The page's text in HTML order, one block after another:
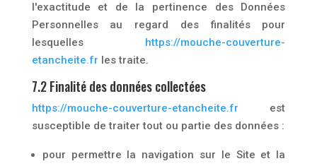
l'exactitude et de la pertinence des Données
Personnelles au regard des finalités pour
lesquelles https://mouche-couverture-
etancheite.fr les traite.
7.2 Finalité des données collectées
https://mouche-couverture-etancheite.fr est
susceptible de traiter tout ou partie des données :
pour permettre la navigation sur le Site et la